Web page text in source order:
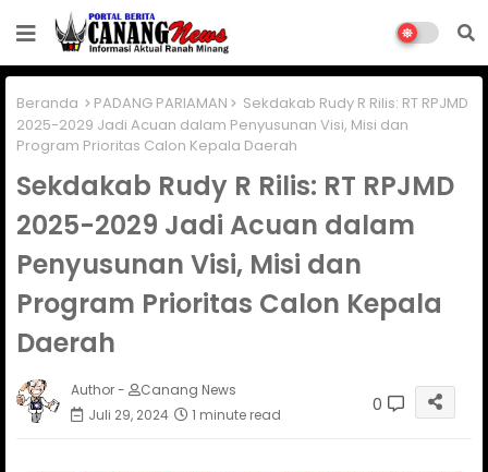
Beranda PADANG PARIAMAN
Sekdakab Rudy R Rilis: RT RPJMD
2025-2029 Jadi Acuan dalam Penyusunan Visi, Misi dan
Program Prioritas Calon Kepala Daerah
Sekdakab Rudy R Rilis: RT RPJMD
2025-2029 Jadi Acuan dalam
Penyusunan Visi, Misi dan
Program Prioritas Calon Kepala
Daerah
Author -
Canang News
Juli 29, 2024
1 minute read 0